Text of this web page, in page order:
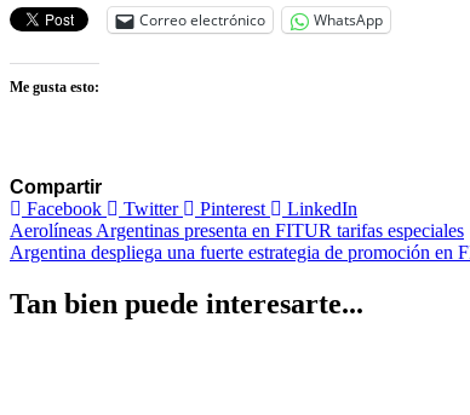
Correo electrónico WhatsApp
Me gusta esto:
Compartir
Facebook
Twitter Pinterest LinkedIn
Navegación
de
entradas
Aerolíneas Argentinas presenta en FITUR tarifas especiales
Argentina despliega una fuerte estrategia de promoción
Tan bien puede interesarte...